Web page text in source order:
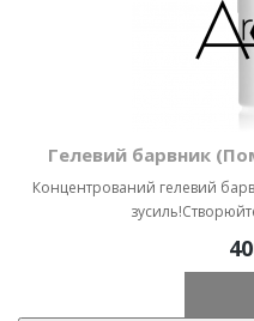
Гелевий барвник
Концентрований гелевий